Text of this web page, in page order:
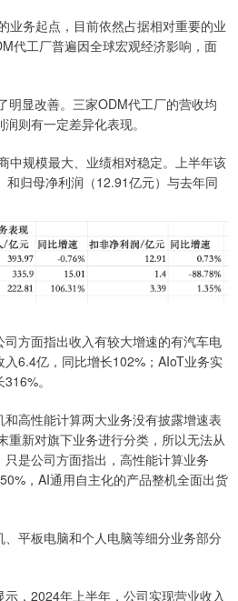
务起点，目前依然占据相对重要的业
代工厂普遍因全球宏观经济影响，面
显改善。三家ODM代工厂的营收均
则有一定差异化表现。
规模最大、业绩相对稳定。上半年该
归母净利润（12.91亿元）与去年同
方面指出收入有较大增速的有汽车电
6.4亿，同比增长102%；AIoT业务实
。
高性能计算两大业务没有披露增速表
重新对旗下业务进行分类，所以无法从
是公司方面指出，高性能计算业务
，AI通用自主化的产品整机全面出货
平板电脑和个人电脑等细分业务部分
，2024年上半年，公司实现营业收入